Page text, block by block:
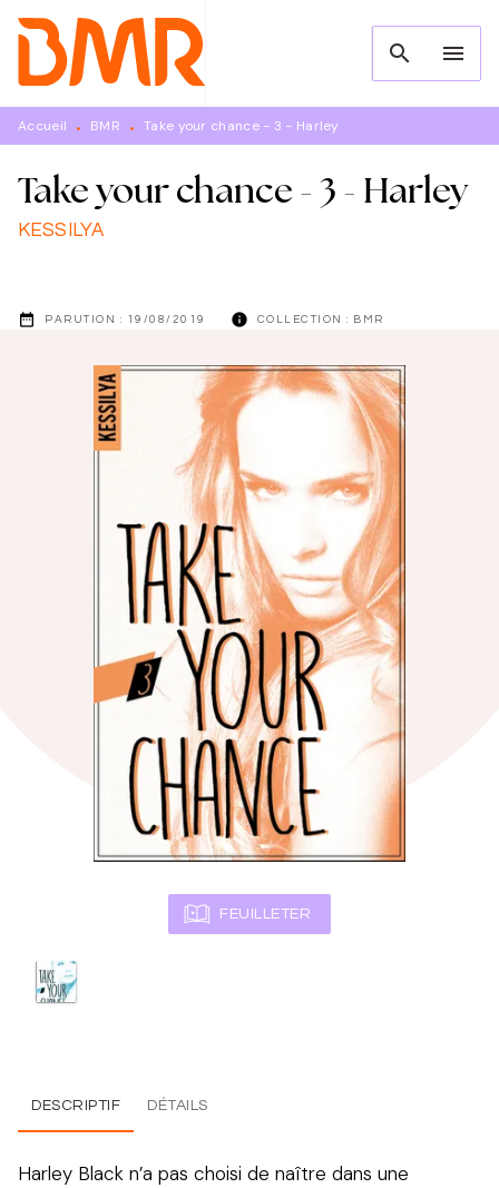
MENU RECHERCHE
PIED DE PAGE
search menu
Accueil • BMR • Take your chance - 3 - Harley
Take your chance - 3 - Harley
KESSILYA
date_range PARUTION : 19/08/2019 info COLLECTION : BMR
FEUILLETER
DESCRIPTIF DÉTAILS
Harley Black n’a pas choisi de naître dans une